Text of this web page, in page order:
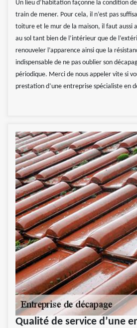
Un lieu d’habitation façonne la condition
train de mener. Pour cela, il n’est pas
toiture et le mur de la maison, il faut aussi
au sol tant bien de l’intérieur que de
renouveler l’apparence ainsi que la
indispensable de ne pas oublier son
périodique. Merci de nous appeler vite si
prestation d’une entreprise spécialiste en
Qualité de service d’une